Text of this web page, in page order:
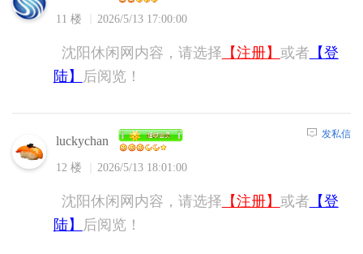
11 楼 2026/5/13 17:00:00
沈阳休闲网内容，请选择 【注册】 或者 【登
陆】
后阅览！
luckychan
12 楼 2026/5/13 18:01:00
发私信
沈阳休闲网内容，请选择 【注册】 或者 【登
陆】
后阅览！